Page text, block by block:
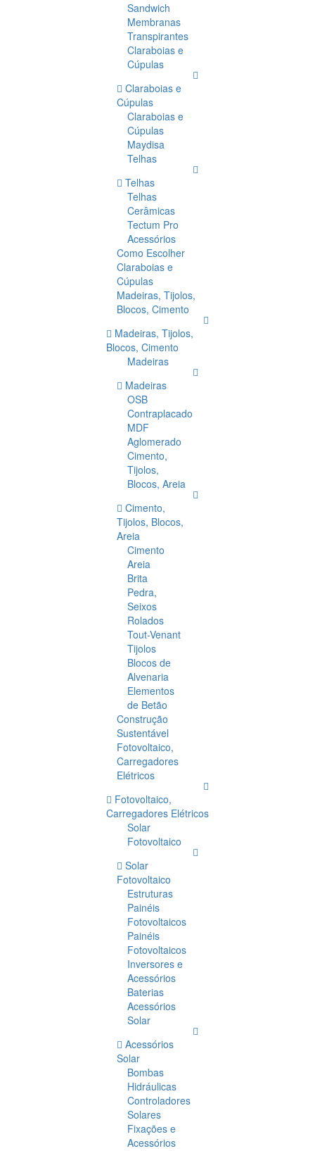
Sandwich
Membranas
Transpirantes
Claraboias e
Cúpulas
Claraboias e
Cúpulas
Claraboias e
Cúpulas
Maydisa
Telhas
Telhas
Telhas
Cerâmicas
Tectum Pro
Acessórios
Como Escolher
Claraboias e
Cúpulas
Madeiras, Tijolos,
Blocos, Cimento
Madeiras, Tijolos,
Blocos, Cimento
Madeiras
Madeiras
OSB
Contraplacado
MDF
Aglomerado
Cimento,
Tijolos,
Blocos, Areia
Cimento,
Tijolos, Blocos,
Areia
Cimento
Areia
Brita
Pedra,
Seixos
Rolados
Tout-Venant
Tijolos
Blocos de
Alvenaria
Elementos
de Betão
Construção
Sustentável
Fotovoltaico,
Carregadores
Elétricos
Fotovoltaico,
Carregadores Elétricos
Solar
Fotovoltaico
Solar
Fotovoltaico
Estruturas
Painéis
Fotovoltaicos
Painéis
Fotovoltaicos
Inversores e
Acessórios
Baterias
Acessórios
Solar
Acessórios
Solar
Bombas
Hidráulicas
Controladores
Solares
Fixações e
Acessórios